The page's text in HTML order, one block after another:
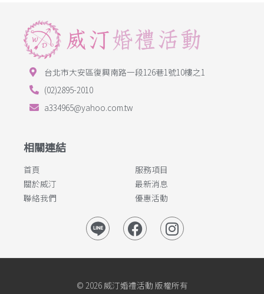
台北市大安區復興南路一段126巷1號10樓之1
(02)2895-2010
a334965@yahoo.com.tw
相關連結
首頁
關於威汀
聯絡我們
服務項目
最新消息
優惠活動
F
a
c
b
I
n
s
a
© 2026 威汀婚禮活動 版權所有